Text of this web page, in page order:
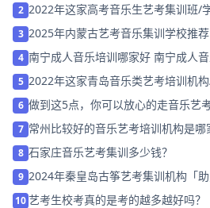
2 2022年这家高考音乐生艺考集训班/
3 2025年内蒙古艺考音乐集训学校推荐
4 南宁成人音乐培训哪家好 南宁成人
5 2022年这家青岛音乐类艺考培训机构
6 做到这5点，你可以放心的走音乐艺
7 常州比较好的音乐艺考培训机构是哪
8 石家庄音乐艺考集训多少钱？
9 2024年秦皇岛古筝艺考集训机构「助
10艺考生校考真的是考的越多越好吗？